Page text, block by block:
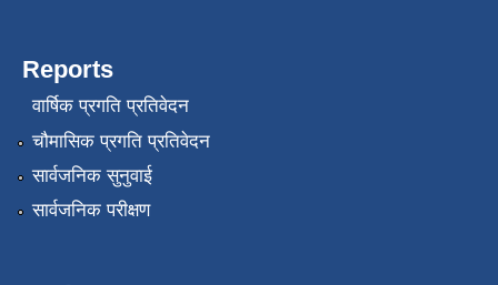
Reports
वार्षिक प्रगति प्रतिवेदन
चौमासिक प्रगति प्रतिवेदन
सार्वजनिक सुनुवाई
सार्वजनिक परीक्षण